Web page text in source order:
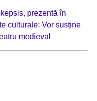
prezentă în
culturale: Vor susține
medieval